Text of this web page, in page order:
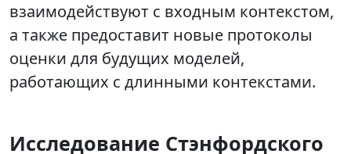
взаимодействуют с входным контекстом,
а также предоставит новые протоколы
оценки для будущих моделей,
работающих с длинными контекстами.
Исследование Стэнфордского